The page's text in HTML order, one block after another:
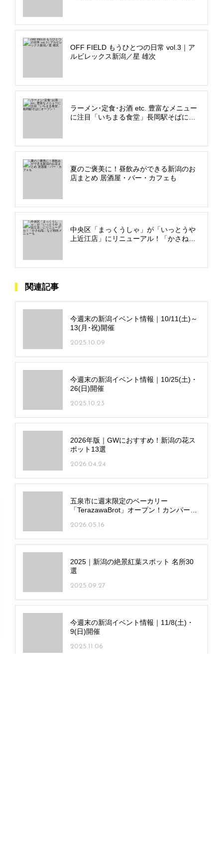
OFF FIELD もうひとつの日常 vol.3｜ア
ルビレックス新潟／星 雄次
ラーメン･定食･お酒 etc. 豊富なメニュー
に注目「いちまる食堂」長岡駅そばにオ
夏のご褒美に！昼飲みができる新潟のお
店まとめ 居酒屋・バー・カフェも
中央区「まっくうしゃ」が「いっとうや
上近江店」にリニューアル！「かさね
関連記事
今週末の新潟イベント情報｜10/11(土)～
13(月･祝)開催
2025.10.09
今週末の新潟イベント情報｜10/25(土)・
26(日)開催
2025.10.23
2026年版｜GWにおすすめ！新潟の花ス
ポット13選
2026.04.24
五泉市に週末限定のベーカリー
「TerazawaBrot」オープン！カンパーニ
2026.05.16
2025｜新潟の絶景紅葉スポット 名所30
選
2025.09.27
今週末の新潟イベント情報｜11/8(土)・
9(日)開催
2025.11.06